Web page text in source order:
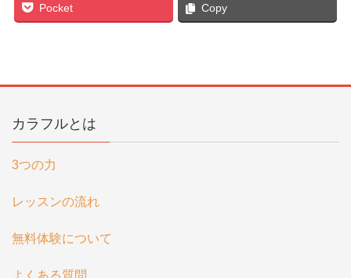
Pocket Copy
カラフルとは
3つの力
レッスンの流れ
無料体験について